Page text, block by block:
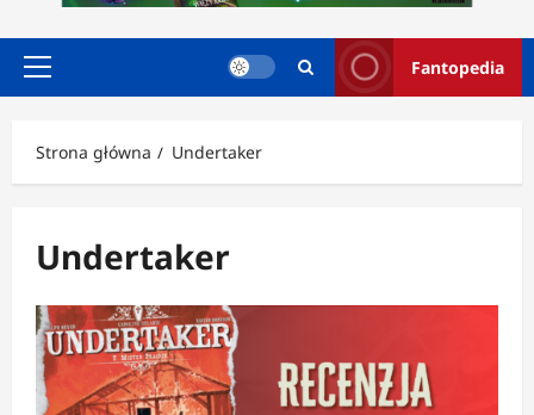
Menu
Fantopedia
Strona główna Undertaker
Undertaker